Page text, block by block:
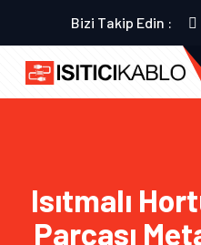
Bizi Takip Edin :
Isıtmalı
Parçası